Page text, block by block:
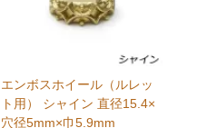
エンボスホイール（ルレッ
ト用） シャイン 直径15.4×
穴径5mm×巾5.9mm